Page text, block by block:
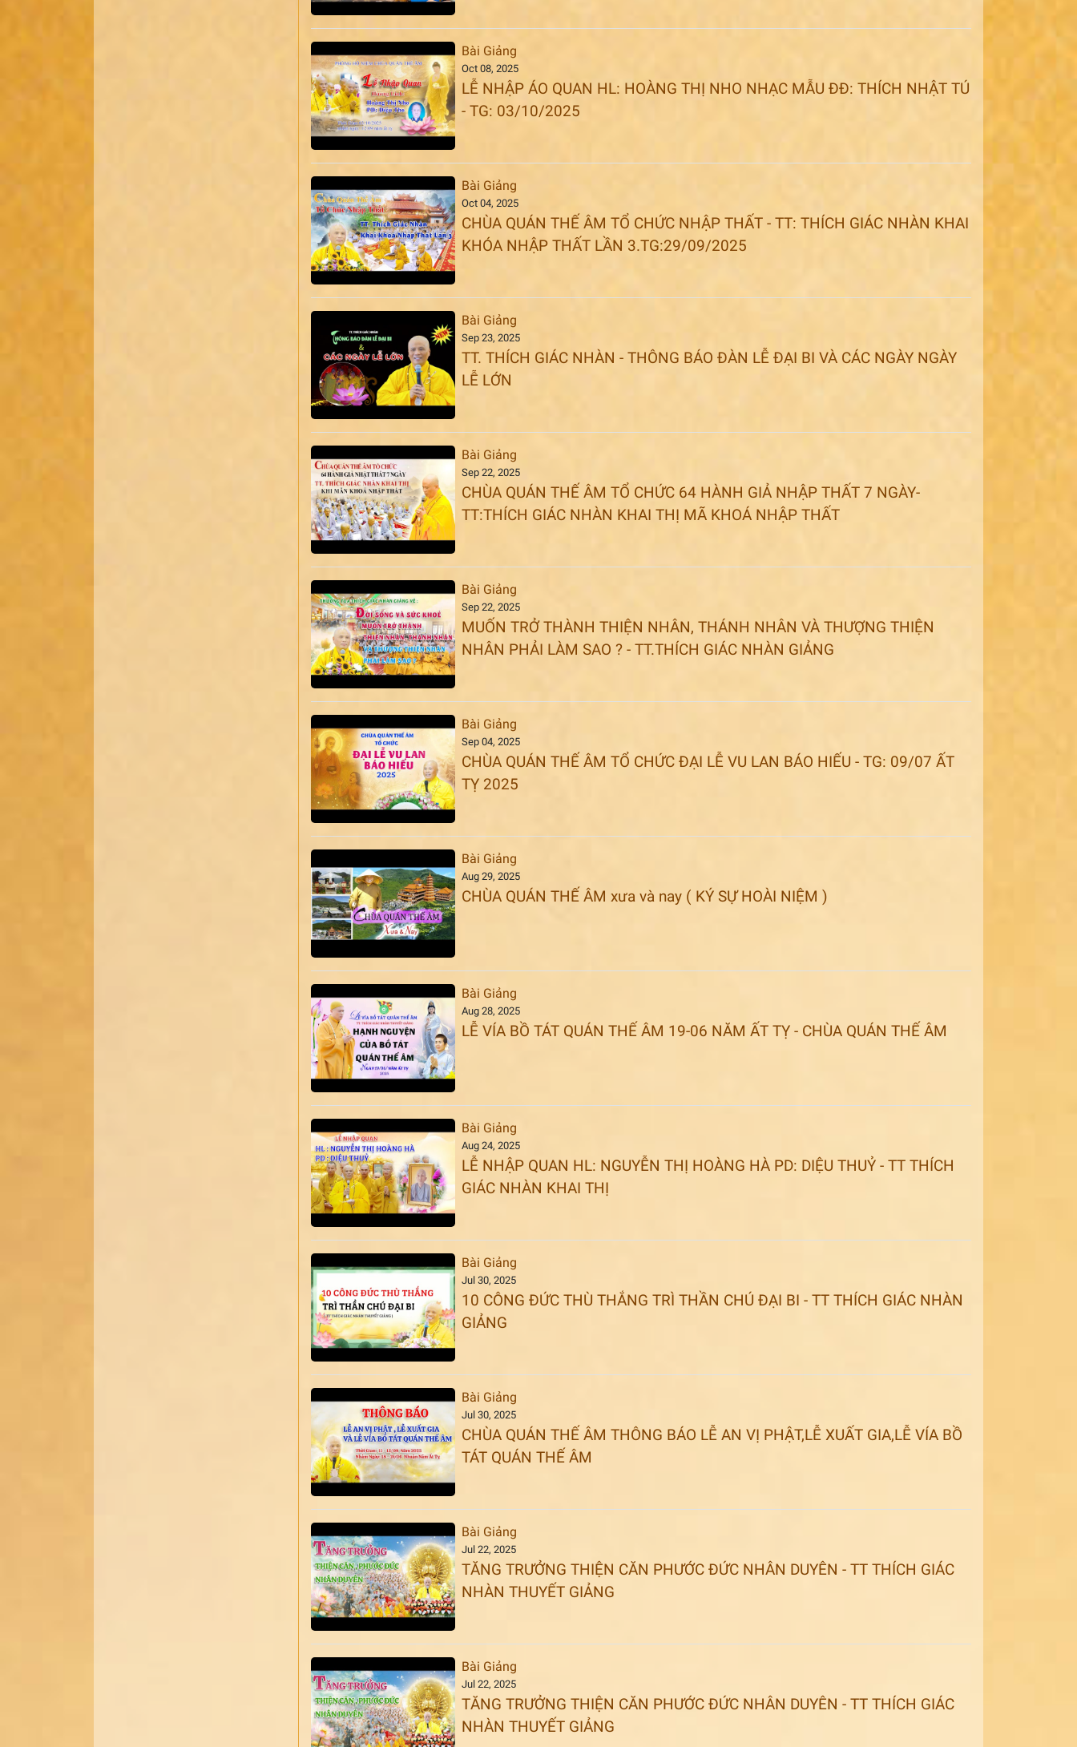
Bài Giảng
Oct 08, 2025
LỄ NHẬP ÁO QUAN HL: HOÀNG THỊ NHO NHẠC MẪU ĐĐ: THÍCH NHẬT TÚ
- TG: 03/10/2025
Bài Giảng
Oct 04, 2025
CHÙA QUÁN THẾ ÂM TỔ CHỨC NHẬP THẤT - TT: THÍCH GIÁC NHÀN KHAI
KHÓA NHẬP THẤT LẦN 3.TG:29/09/2025
Bài Giảng
Sep 23, 2025
TT. THÍCH GIÁC NHÀN - THÔNG BÁO ĐÀN LỄ ĐẠI BI VÀ CÁC NGÀY NGÀY
LỄ LỚN
Bài Giảng
Sep 22, 2025
CHÙA QUÁN THẾ ÂM TỔ CHỨC 64 HÀNH GIẢ NHẬP THẤT 7 NGÀY-
TT:THÍCH GIÁC NHÀN KHAI THỊ MÃ KHOÁ NHẬP THẤT
Bài Giảng
Sep 22, 2025
MUỐN TRỞ THÀNH THIỆN NHÂN, THÁNH NHÂN VÀ THƯỢNG THIỆN
NHÂN PHẢI LÀM SAO ? - TT.THÍCH GIÁC NHÀN GIẢNG
Bài Giảng
Sep 04, 2025
CHÙA QUÁN THẾ ÂM TỔ CHỨC ĐẠI LỄ VU LAN BÁO HIẾU - TG: 09/07 ẤT
TỴ 2025
Bài Giảng
Aug 29, 2025
CHÙA QUÁN THẾ ÂM xưa và nay ( KÝ SỰ HOÀI NIỆM )
Bài Giảng
Aug 28, 2025
LỄ VÍA BỒ TÁT QUÁN THẾ ÂM 19-06 NĂM ẤT TỴ - CHÙA QUÁN THẾ ÂM
Bài Giảng
Aug 24, 2025
LỄ NHẬP QUAN HL: NGUYỄN THỊ HOÀNG HÀ PD: DIỆU THUỶ - TT THÍCH
GIÁC NHÀN KHAI THỊ
Bài Giảng
Jul 30, 2025
10 CÔNG ĐỨC THÙ THẮNG TRÌ THẦN CHÚ ĐẠI BI - TT THÍCH GIÁC NHÀN
GIẢNG
Bài Giảng
Jul 30, 2025
CHÙA QUÁN THẾ ÂM THÔNG BÁO LỄ AN VỊ PHẬT,LỄ XUẤT GIA,LỄ VÍA BỒ
TÁT QUÁN THẾ ÂM
Bài Giảng
Jul 22, 2025
TĂNG TRƯỞNG THIỆN CĂN PHƯỚC ĐỨC NHÂN DUYÊN - TT THÍCH GIÁC
NHÀN THUYẾT GIẢNG
Bài Giảng
Jul 22, 2025
TĂNG TRƯỞNG THIỆN CĂN PHƯỚC ĐỨC NHÂN DUYÊN - TT THÍCH GIÁC
NHÀN THUYẾT GIẢNG